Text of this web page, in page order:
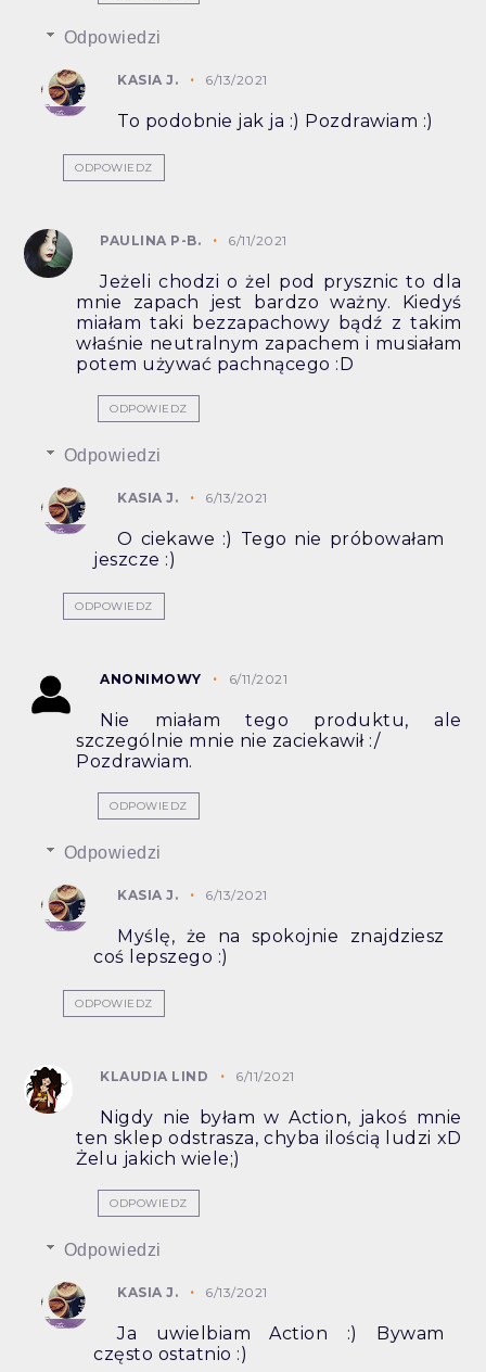
Odpowiedzi
KASIA J. 6/13/2021
To podobnie jak ja :) Pozdrawiam :)
ODPOWIEDZ
PAULINA P-B. 6/11/2021
Jeżeli chodzi o żel pod prysznic to dla
mnie zapach jest bardzo ważny. Kiedyś
miałam taki bezzapachowy bądź z takim
właśnie neutralnym zapachem i musiałam
potem używać pachnącego :D
ODPOWIEDZ
Odpowiedzi
KASIA J. 6/13/2021
O ciekawe :) Tego nie próbowałam
jeszcze :)
ODPOWIEDZ
ANONIMOWY 6/11/2021
Nie miałam tego produktu, ale
szczególnie mnie nie zaciekawił :/
Pozdrawiam.
ODPOWIEDZ
Odpowiedzi
KASIA J. 6/13/2021
Myślę, że na spokojnie znajdziesz
coś lepszego :)
ODPOWIEDZ
KLAUDIA LIND 6/11/2021
Nigdy nie byłam w Action, jakoś mnie
ten sklep odstrasza, chyba ilością ludzi xD
Żelu jakich wiele;)
ODPOWIEDZ
Odpowiedzi
KASIA J. 6/13/2021
Ja uwielbiam Action :) Bywam
często ostatnio :)